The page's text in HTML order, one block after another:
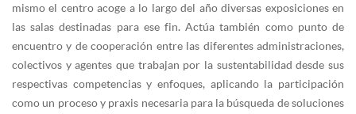
mismo el centro acoge a lo largo del año diversas exposiciones en
las salas destinadas para ese fin. Actúa también como punto de
encuentro y de cooperación entre las diferentes administraciones,
colectivos y agentes que trabajan por la sustentabilidad desde sus
respectivas competencias y enfoques, aplicando la participación
como un proceso y praxis necesaria para la búsqueda de soluciones